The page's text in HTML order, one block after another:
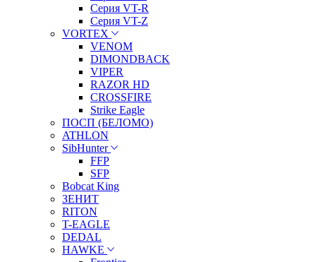
Серия VT-R
Серия VT-Z
VORTEX
VENOM
DIMONDBACK
VIPER
RAZOR HD
CROSSFIRE
Strike Eagle
ПОСП (БЕЛОМО)
ATHLON
SibHunter
FFP
SFP
Bobcat King
ЗЕНИТ
RITON
T-EAGLE
DEDAL
HAWKE